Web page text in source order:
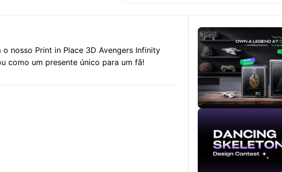
nosso Print in Place 3D Avengers Infinity
como um presente único para um fã!